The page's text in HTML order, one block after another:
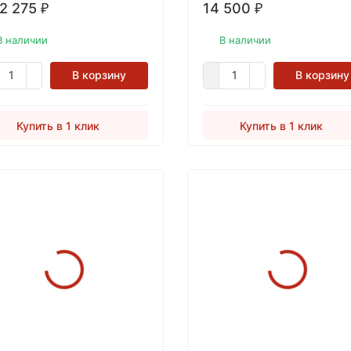
275 ₽
наличии
В корзину
Купить в 1 клик
наружных поверхностей:
14 500 ₽
В наличии
В корзину
Купить в 1 клик